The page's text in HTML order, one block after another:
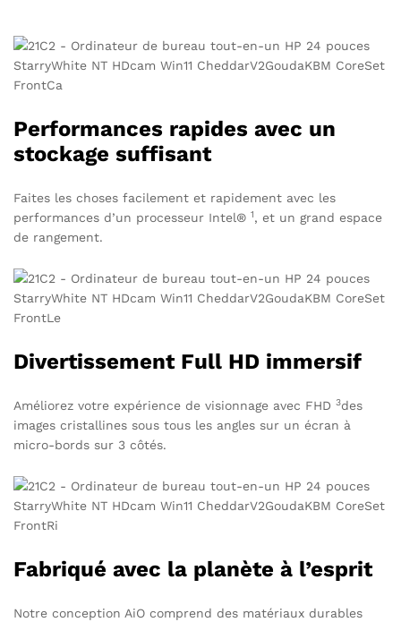
Performances rapides avec un
stockage suffisant
Faites les choses facilement et rapidement avec les
performances d’un processeur Intel® 1, et un grand espace
de rangement.
Divertissement Full HD immersif
Améliorez votre expérience de visionnage avec FHD 3des
images cristallines sous tous les angles sur un écran à
micro-bords sur 3 côtés.
Fabriqué avec la planète à l’esprit
Notre conception AiO comprend des matériaux durables